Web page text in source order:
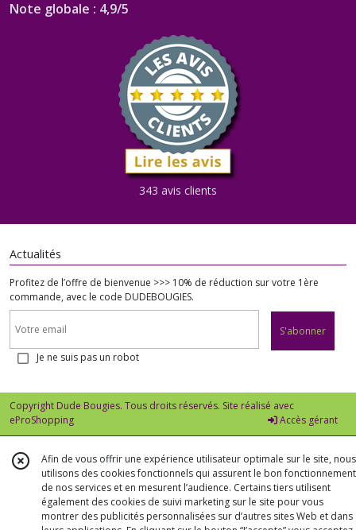
Note globale : 4,9/5
343 avis clients
Actualités
Profitez de l’offre de bienvenue >>> 10% de réduction sur votre 1ère
commande, avec le code DUDEBOUGIES.
S'abonner
Je ne suis pas un robot
Copyright Dude Bougies. Tous droits réservés. Site réalisé avec
eProShopping
Accès gérant
Afin de vous offrir une expérience utilisateur optimale sur le site, nous
utilisons des cookies fonctionnels qui assurent le bon fonctionnement
de nos services et en mesurent l’audience. Certains tiers utilisent
également des cookies de suivi marketing sur le site pour vous
montrer des publicités personnalisées sur d’autres sites Web et dans